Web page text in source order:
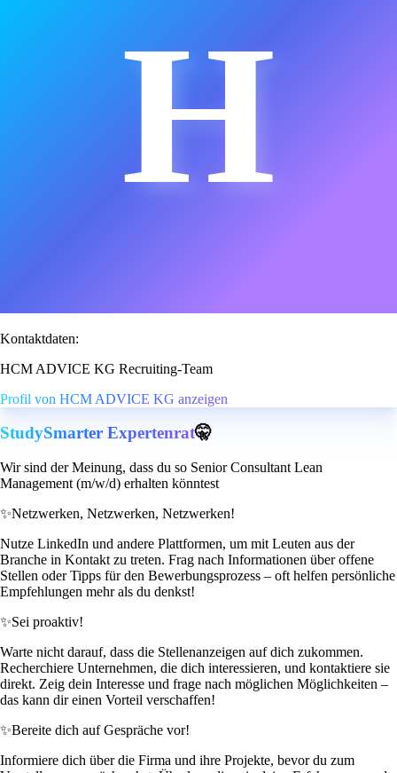
H
Kontaktdaten:
HCM ADVICE KG Recruiting-Team
Profil von HCM ADVICE KG anzeigen
StudySmarter Expertenrat🤫
Wir sind der Meinung, dass du so Senior Consultant Lean
Management (m/w/d) erhalten könntest
✨Netzwerken, Netzwerken, Netzwerken!
Nutze LinkedIn und andere Plattformen, um mit Leuten aus der
Branche in Kontakt zu treten. Frag nach Informationen über offene
Stellen oder Tipps für den Bewerbungsprozess – oft helfen persönliche
Empfehlungen mehr als du denkst!
✨Sei proaktiv!
Warte nicht darauf, dass die Stellenanzeigen auf dich zukommen.
Recherchiere Unternehmen, die dich interessieren, und kontaktiere sie
direkt. Zeig dein Interesse und frage nach möglichen Möglichkeiten –
das kann dir einen Vorteil verschaffen!
✨Bereite dich auf Gespräche vor!
Informiere dich über die Firma und ihre Projekte, bevor du zum